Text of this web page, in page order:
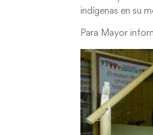
indígenas en su
Para Mayor